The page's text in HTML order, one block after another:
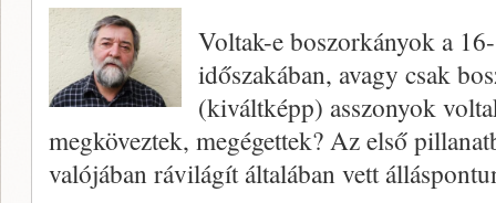
Voltak-e boszorkányok a
időszakában, avagy csak
(kiváltképp) asszonyok
megköveztek, megégettek? Az első
valójában rávilágít általában vett